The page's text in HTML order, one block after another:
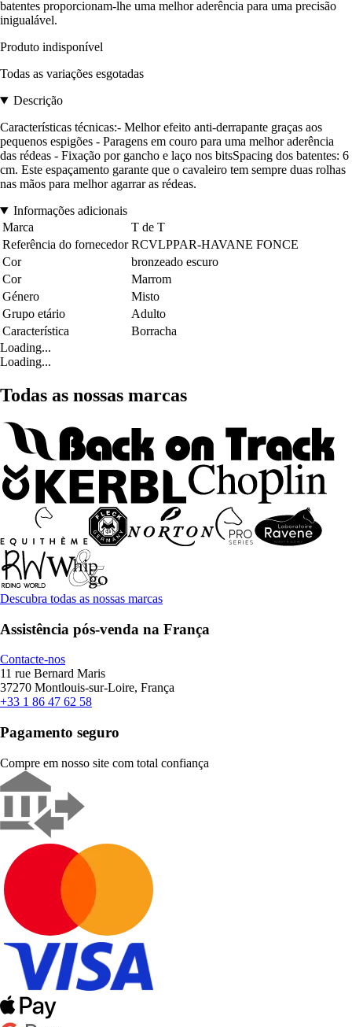
batentes proporcionam-lhe uma melhor aderência para uma precisão
inigualável.
Produto indisponível
Todas as variações esgotadas
Descrição
Características técnicas:- Melhor efeito anti-derrapante graças aos
pequenos espigões - Paragens em couro para uma melhor aderência
das rédeas - Fixação por gancho e laço nos bitsSpacing dos batentes: 6
cm. Este espaçamento garante que o cavaleiro tem sempre duas rolhas
nas mãos para melhor agarrar as rédeas.
Informações adicionais
Marca
T de T
Referência do fornecedor RCVLPPAR-HAVANE FONCE
Cor
bronzeado escuro
Cor
Marrom
Género
Misto
Grupo etário
Adulto
Característica
Borracha
Loading...
Loading...
Todas as nossas marcas
Descubra todas as nossas marcas
Assistência pós-venda na França
Contacte-nos
11 rue Bernard Maris
37270 Montlouis-sur-Loire, França
+33 1 86 47 62 58
Pagamento seguro
Compre em nosso site com total confiança